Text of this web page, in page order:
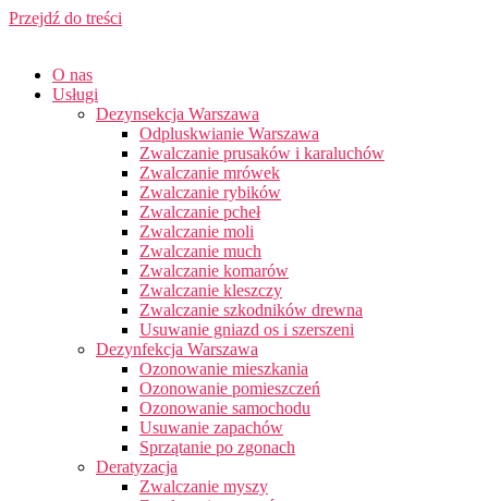
Przejdź do treści
O nas
Usługi
Dezynsekcja Warszawa
Odpluskwianie Warszawa
Zwalczanie prusaków i karaluchów
Zwalczanie mrówek
Zwalczanie rybików
Zwalczanie pcheł
Zwalczanie moli
Zwalczanie much
Zwalczanie komarów
Zwalczanie kleszczy
Zwalczanie szkodników drewna
Usuwanie gniazd os i szerszeni
Dezynfekcja Warszawa
Ozonowanie mieszkania
Ozonowanie pomieszczeń
Ozonowanie samochodu
Usuwanie zapachów
Sprzątanie po zgonach
Deratyzacja
Zwalczanie myszy